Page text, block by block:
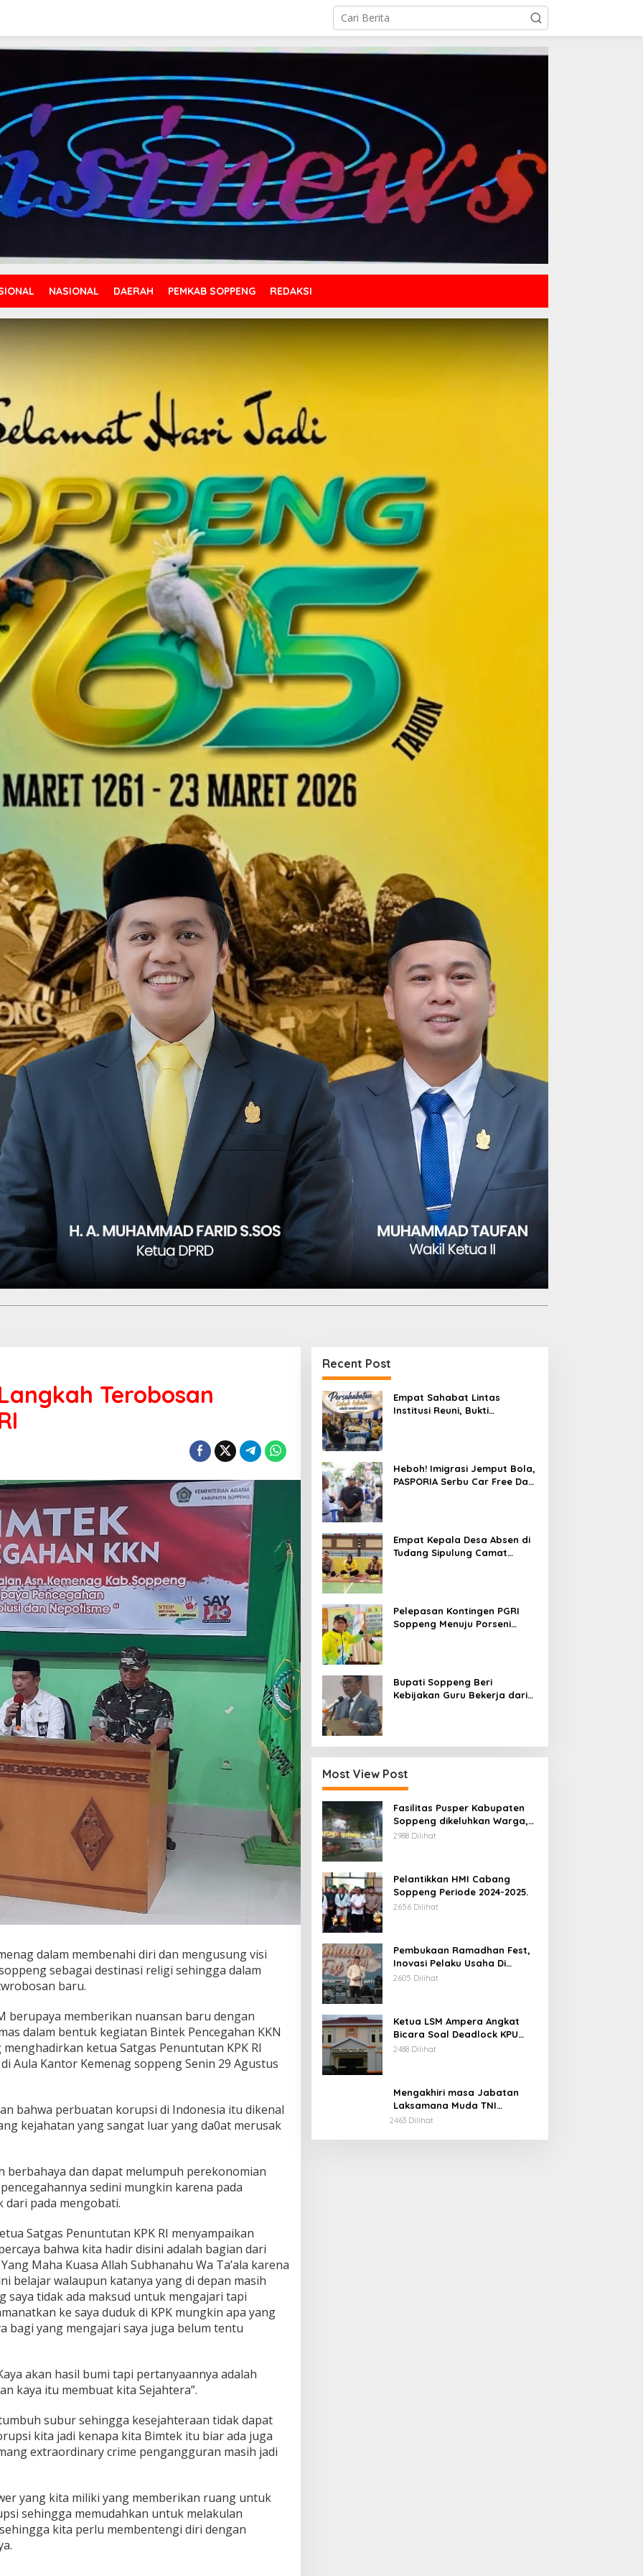
NASIONAL DAERAH PEMKAB SOPPENG REDAKSI
Terobosan
dalam membenahi diri dan mengusung visi
sebagai destinasi religi sehingga dalam
baru.
berupaya memberikan nuansan baru dengan
dalam bentuk kegiatan Bintek Pencegahan KKN
ketua Satgas Penuntutan KPK RI
Aula Kantor Kemenag soppeng Senin 29 Agustus
bahwa perbuatan korupsi di Indonesia itu dikenal
kejahatan yang sangat luar yang da0at merusak
berbahaya dan dapat melumpuh perekonomian
sedini mungkin karena pada
dari pada mengobati.
Satgas Penuntutan KPK RI menyampaikan
bahwa kita hadir disini adalah bagian dari
Maha Kuasa Allah Subhanahu Wa Ta’ala karena
belajar walaupun katanya yang di depan masih
saya tidak ada maksud untuk mengajari tapi
ke saya duduk di KPK mungkin apa yang
bagi yang mengajari saya juga belum tentu
akan hasil bumi tapi pertanyaannya adalah
kaya itu membuat kita Sejahtera”.
subur sehingga kesejahteraan tidak dapat
kita jadi kenapa kita Bimtek itu biar ada juga
extraordinary crime pengangguran masih jadi
yang kita miliki yang memberikan ruang untuk
sehingga memudahkan untuk melakulan
kita perlu membentengi diri dengan
Recent Post
Empat Sahabat Lintas
Institusi Reuni, Bukti
Heboh! Imigrasi Jemput Bola,
PASPORIA Serbu Car Free Day
Empat Kepala Desa Absen di
Tudang Sipulung Camat
Pelepasan Kontingen PGRI
Soppeng Menuju Porseni
Bupati Soppeng Beri
Kebijakan Guru Bekerja dari
Most View Post
Fasilitas Pusper Kabupaten
Soppeng dikeluhkan Warga,
ini Tanggung Jawab Siapa.
2988 Dilihat
Pelantikkan HMI Cabang
Soppeng Periode 2024-2025.
2656 Dilihat
Pembukaan Ramadhan Fest,
Inovasi Pelaku Usaha Di
Kabupaten Soppeng.
2605 Dilihat
Ketua LSM Ampera Angkat
Bicara Soal Deadlock KPU
Kabupaten Soppeng.
2488 Dilihat
Mengakhiri masa Jabatan
Laksamana Muda TNI
Irvansyah, S.H., CHRMP., M.Tr.
2463 Dilihat